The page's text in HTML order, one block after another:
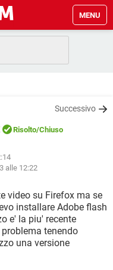
MENU
10
10
10
Successivo
Risolto/Chiuso
alle 12:22
video su Firefox ma se
installare Adobe flash
e' la piu' recente
tenendo
una versione